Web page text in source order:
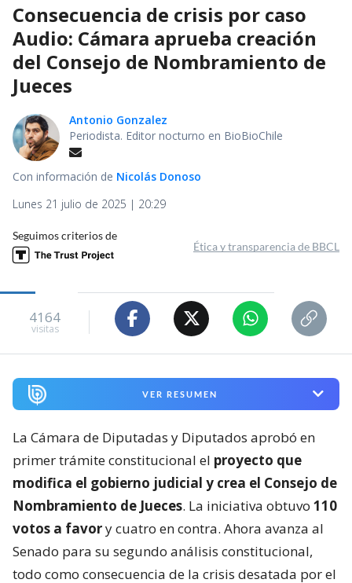
Consecuencia de crisis por caso
Audio: Cámara aprueba creación
del Consejo de Nombramiento de
Jueces
Antonio Gonzalez
Periodista. Editor nocturno en BioBioChile
Con información de Nicolás Donoso
Lunes 21 julio de 2025 | 20:29
Seguimos criterios de
Ética y transparencia de BBCL
4164
visitas
VER RESUMEN
La Cámara de Diputadas y Diputados aprobó en
primer trámite constitucional el proyecto que
modifica el gobierno judicial y crea el Consejo de
Nombramiento de Jueces. La iniciativa obtuvo 110
votos a favory cuatro en contra. Ahora avanza al
Senado para su segundo análisis constitucional,
todo como consecuencia de la crisis desatada por el